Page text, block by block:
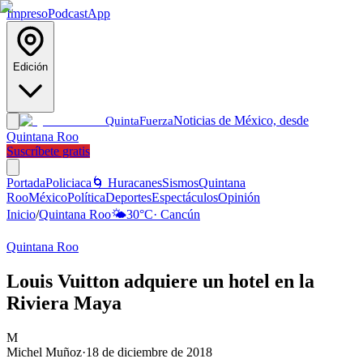
ImpresoPodcastApp
Edición
QuintaFuerzaNoticias de México, desde
Quintana Roo
Suscríbete gratis
PortadaPoliciaca 🌀 HuracanesSismosQuintana
RooMéxicoPolíticaDeportesEspectáculosOpinión
Inicio/Quintana Roo🌤️30°C· Cancún
Quintana Roo
Louis Vuitton adquiere un hotel en la
Riviera Maya
M
Michel Muñoz·18 de diciembre de 2018